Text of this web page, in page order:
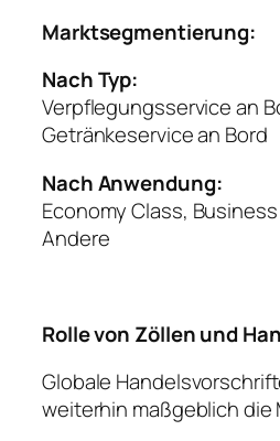
Marktsegmentierung:
Nach Typ:
Verpflegungsservice an
Getränkeservice an Bord
Nach Anwendung:
Economy Class,
Andere
Rolle von Zöllen und
Globale
weiterhin maßgeblich